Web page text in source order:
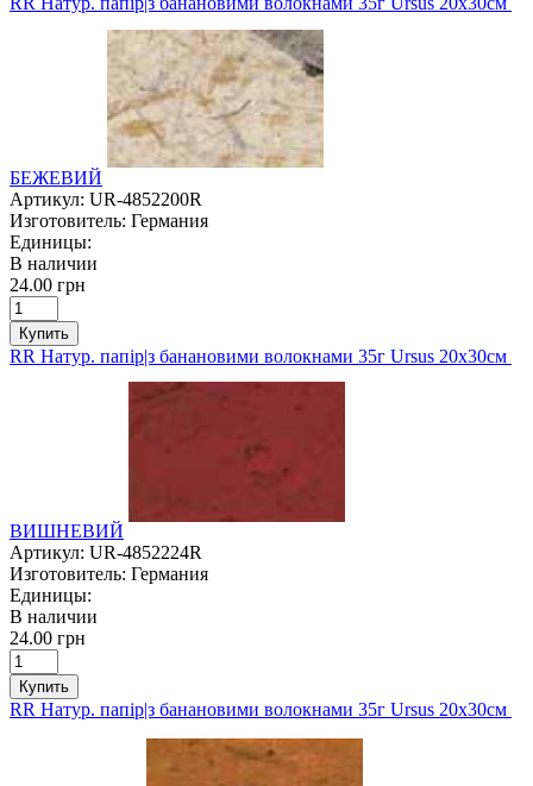
БЕЖЕВИЙ
Артикул: UR-4852200R
Изготовитель: Германия
Единицы:
В наличии
24.00 грн
Купить
RR Натур. папір|з банановими волокнами 35г Ursus 20х30см
ВИШНЕВИЙ
Артикул: UR-4852224R
Изготовитель: Германия
Единицы:
В наличии
24.00 грн
Купить
RR Натур. папір|з банановими волокнами 35г Ursus 20х30см